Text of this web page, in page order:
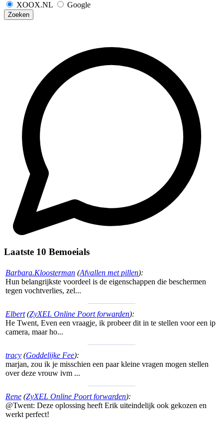
XOOX.NL Google
Zoeken
Laatste 10 Bemoeials
Barbara.Kloosterman (Afvallen met pillen):
Hun belangrijkste voordeel is de eigenschappen die beschermen
tegen vochtverlies, zel...
Elbert(ZyXEL Online Poort forwarden):
He Twent, Even een vraagje, ik probeer dit in te stellen voor een ip
camera, maar ho...
tracy (Goddelijke Fee):
marjan, zou ik je misschien een paar kleine vragen mogen stellen
over deze vrouw ivm ...
Rene (ZyXEL Online Poort forwarden):
@Twent: Deze oplossing heeft Erik uiteindelijk ook gekozen en
werkt perfect!